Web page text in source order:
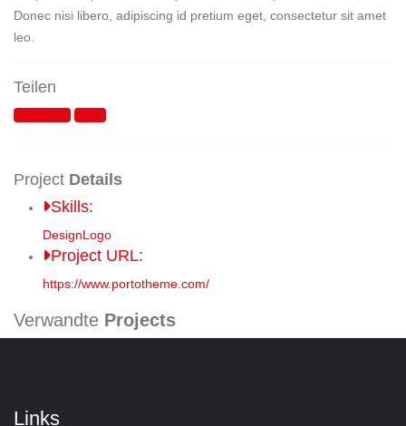
Donec nisi libero, adipiscing id pretium eget, consectetur sit amet
leo.
Teilen
Facebook Email
Project Details
Skills:
DesignLogo
Project URL:
https://www.portotheme.com/
Verwandte Projects
Links